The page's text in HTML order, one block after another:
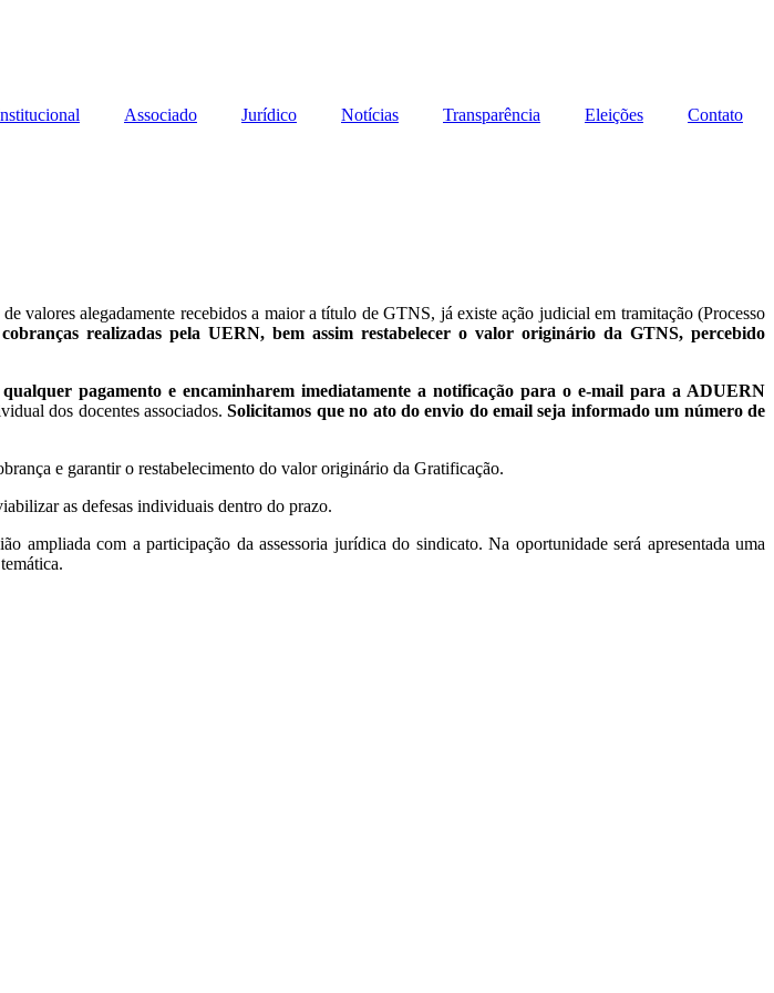
Associado Jurídico Notícias Transparência Eleições Contato
valores alegadamente recebidos a maior a título de GTNS, já existe ação judicial em tramitação (Processo
realizadas pela UERN, bem assim restabelecer o valor originário da GTNS, percebido
pagamento e encaminharem imediatamente a notificação para o e-mail para a ADUERN
dos docentes associados.Solicitamos que no ato do envio do email seja informado um número de
e garantir o restabelecimento do valor originário da Gratificação.
as defesas individuais dentro do prazo.
ampliada com a participação da assessoria jurídica do sindicato. Na oportunidade será apresentada uma